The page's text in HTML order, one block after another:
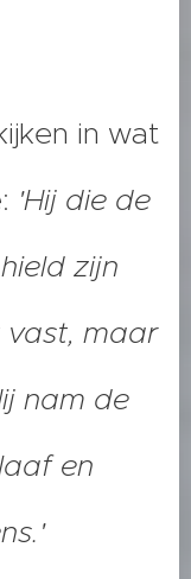
in wat
'Hij die de
zijn
vast, maar
nam de
en